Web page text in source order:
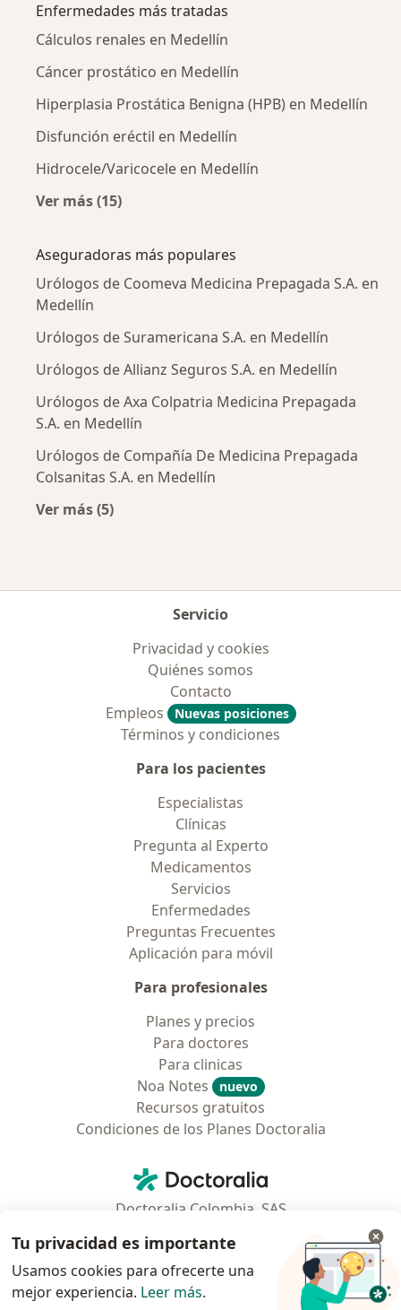
Enfermedades más tratadas
Cálculos renales en Medellín
Cáncer prostático en Medellín
Hiperplasia Prostática Benigna (HPB) en Medellín
Disfunción eréctil en Medellín
Hidrocele/Varicocele en Medellín
Ver más (15)
Aseguradoras más populares
Urólogos de Coomeva Medicina Prepagada S.A. en
Medellín
Urólogos de Suramericana S.A. en Medellín
Urólogos de Allianz Seguros S.A. en Medellín
Urólogos de Axa Colpatria Medicina Prepagada
S.A. en Medellín
Urólogos de Compañía De Medicina Prepagada
Colsanitas S.A. en Medellín
Ver más (5)
Servicio
Privacidad y cookies
Quiénes somos
Contacto
Empleos
Nuevas posiciones
Términos y condiciones
Para los pacientes
Especialistas
Clínicas
Pregunta al Experto
Medicamentos
Servicios
Enfermedades
Preguntas Frecuentes
Aplicación para móvil
Para profesionales
Planes y precios
Para doctores
Para clinicas
Noa Notes
nuevo
Recursos gratuitos
Condiciones de los Planes Doctoralia
Doctoralia - Página de inicio
Doctoralia Colombia, SAS
Municipio: Bogotá D.C., Colombia
Tu privacidad es importante
Usamos cookies para ofrecerte una
mejor experiencia. Leer más.